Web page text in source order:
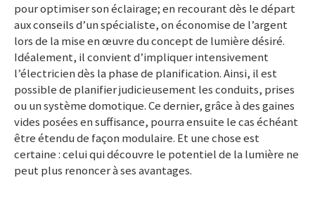
pour optimiser son éclairage; en recourant dès le départ
aux conseils d’un spécialiste, on économise de l’argent
lors de la mise en œuvre du concept de lumière désiré.
Idéalement, il convient d’impliquer intensivement
l’électricien dès la phase de planification. Ainsi, il est
possible de planifier judicieusement les conduits, prises
ou un système domotique. Ce dernier, grâce à des gaines
vides posées en suffisance, pourra ensuite le cas échéant
être étendu de façon modulaire. Et une chose est
certaine : celui qui découvre le potentiel de la lumière ne
peut plus renoncer à ses avantages.